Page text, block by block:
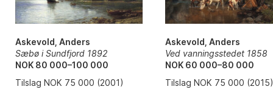
Askevold, Anders
Sæbø i Sundfjord 1892
NOK 80 000–100 000
Tilslag NOK 75 000 (2001)
Askevold, Anders
Ved vanningsstedet 1858
NOK 60 000–80 000
Tilslag NOK 75 000 (2015)